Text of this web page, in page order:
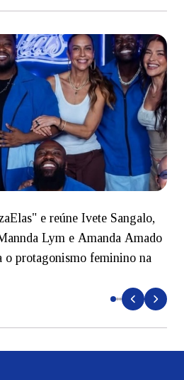
e reúne Ivete Sangalo,
Lym e Amanda Amado
o protagonismo feminino na